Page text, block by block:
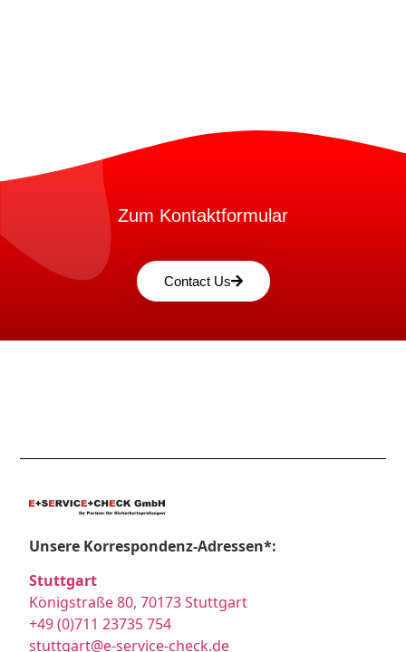
Zum Kontaktformular
Contact Us
Unsere Korrespondenz-Adressen*:
Stuttgart
Königstraße 80, 70173 Stuttgart
+49 (0)711 23735 754
stuttgart@e-service-check.de